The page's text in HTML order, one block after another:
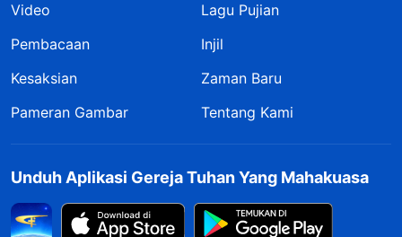
Video
Lagu Pujian
Pembacaan
Injil
Kesaksian
Zaman Baru
Pameran Gambar
Tentang Kami
Unduh Aplikasi Gereja Tuhan Yang Mahakuasa